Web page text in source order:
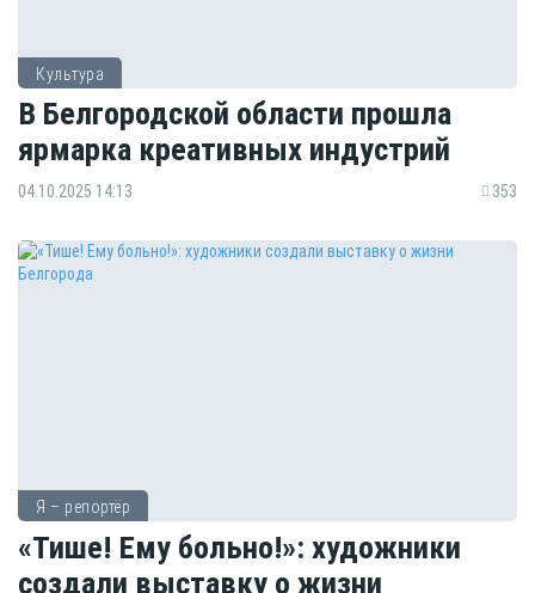
Культура
В Белгородской области прошла
ярмарка креативных индустрий
04.10.2025 14:13 353
Я – репортёр
«Тише! Ему больно!»: художники
создали выставку о жизни